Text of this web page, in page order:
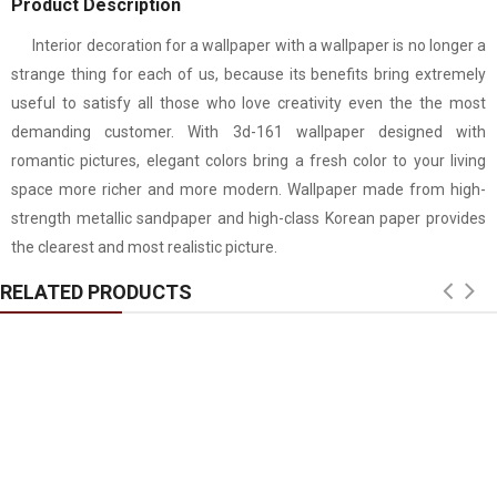
Product Description
Interior decoration for a wallpaper with a wallpaper is no longer a
strange thing for each of us, because its benefits bring extremely
useful to satisfy all those who love creativity even the the most
demanding customer. With 3d-161 wallpaper designed with
romantic pictures, elegant colors bring a fresh color to your living
space more richer and more modern. Wallpaper made from high-
strength metallic sandpaper and high-class Korean paper provides
the clearest and most realistic picture.
RELATED PRODUCTS